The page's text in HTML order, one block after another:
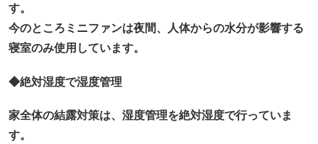
す。
今のところミニファンは夜間、人体からの水分が影響する
寝室のみ使用しています。
◆絶対湿度で湿度管理
家全体の結露対策は、湿度管理を絶対湿度で行っていま
す。